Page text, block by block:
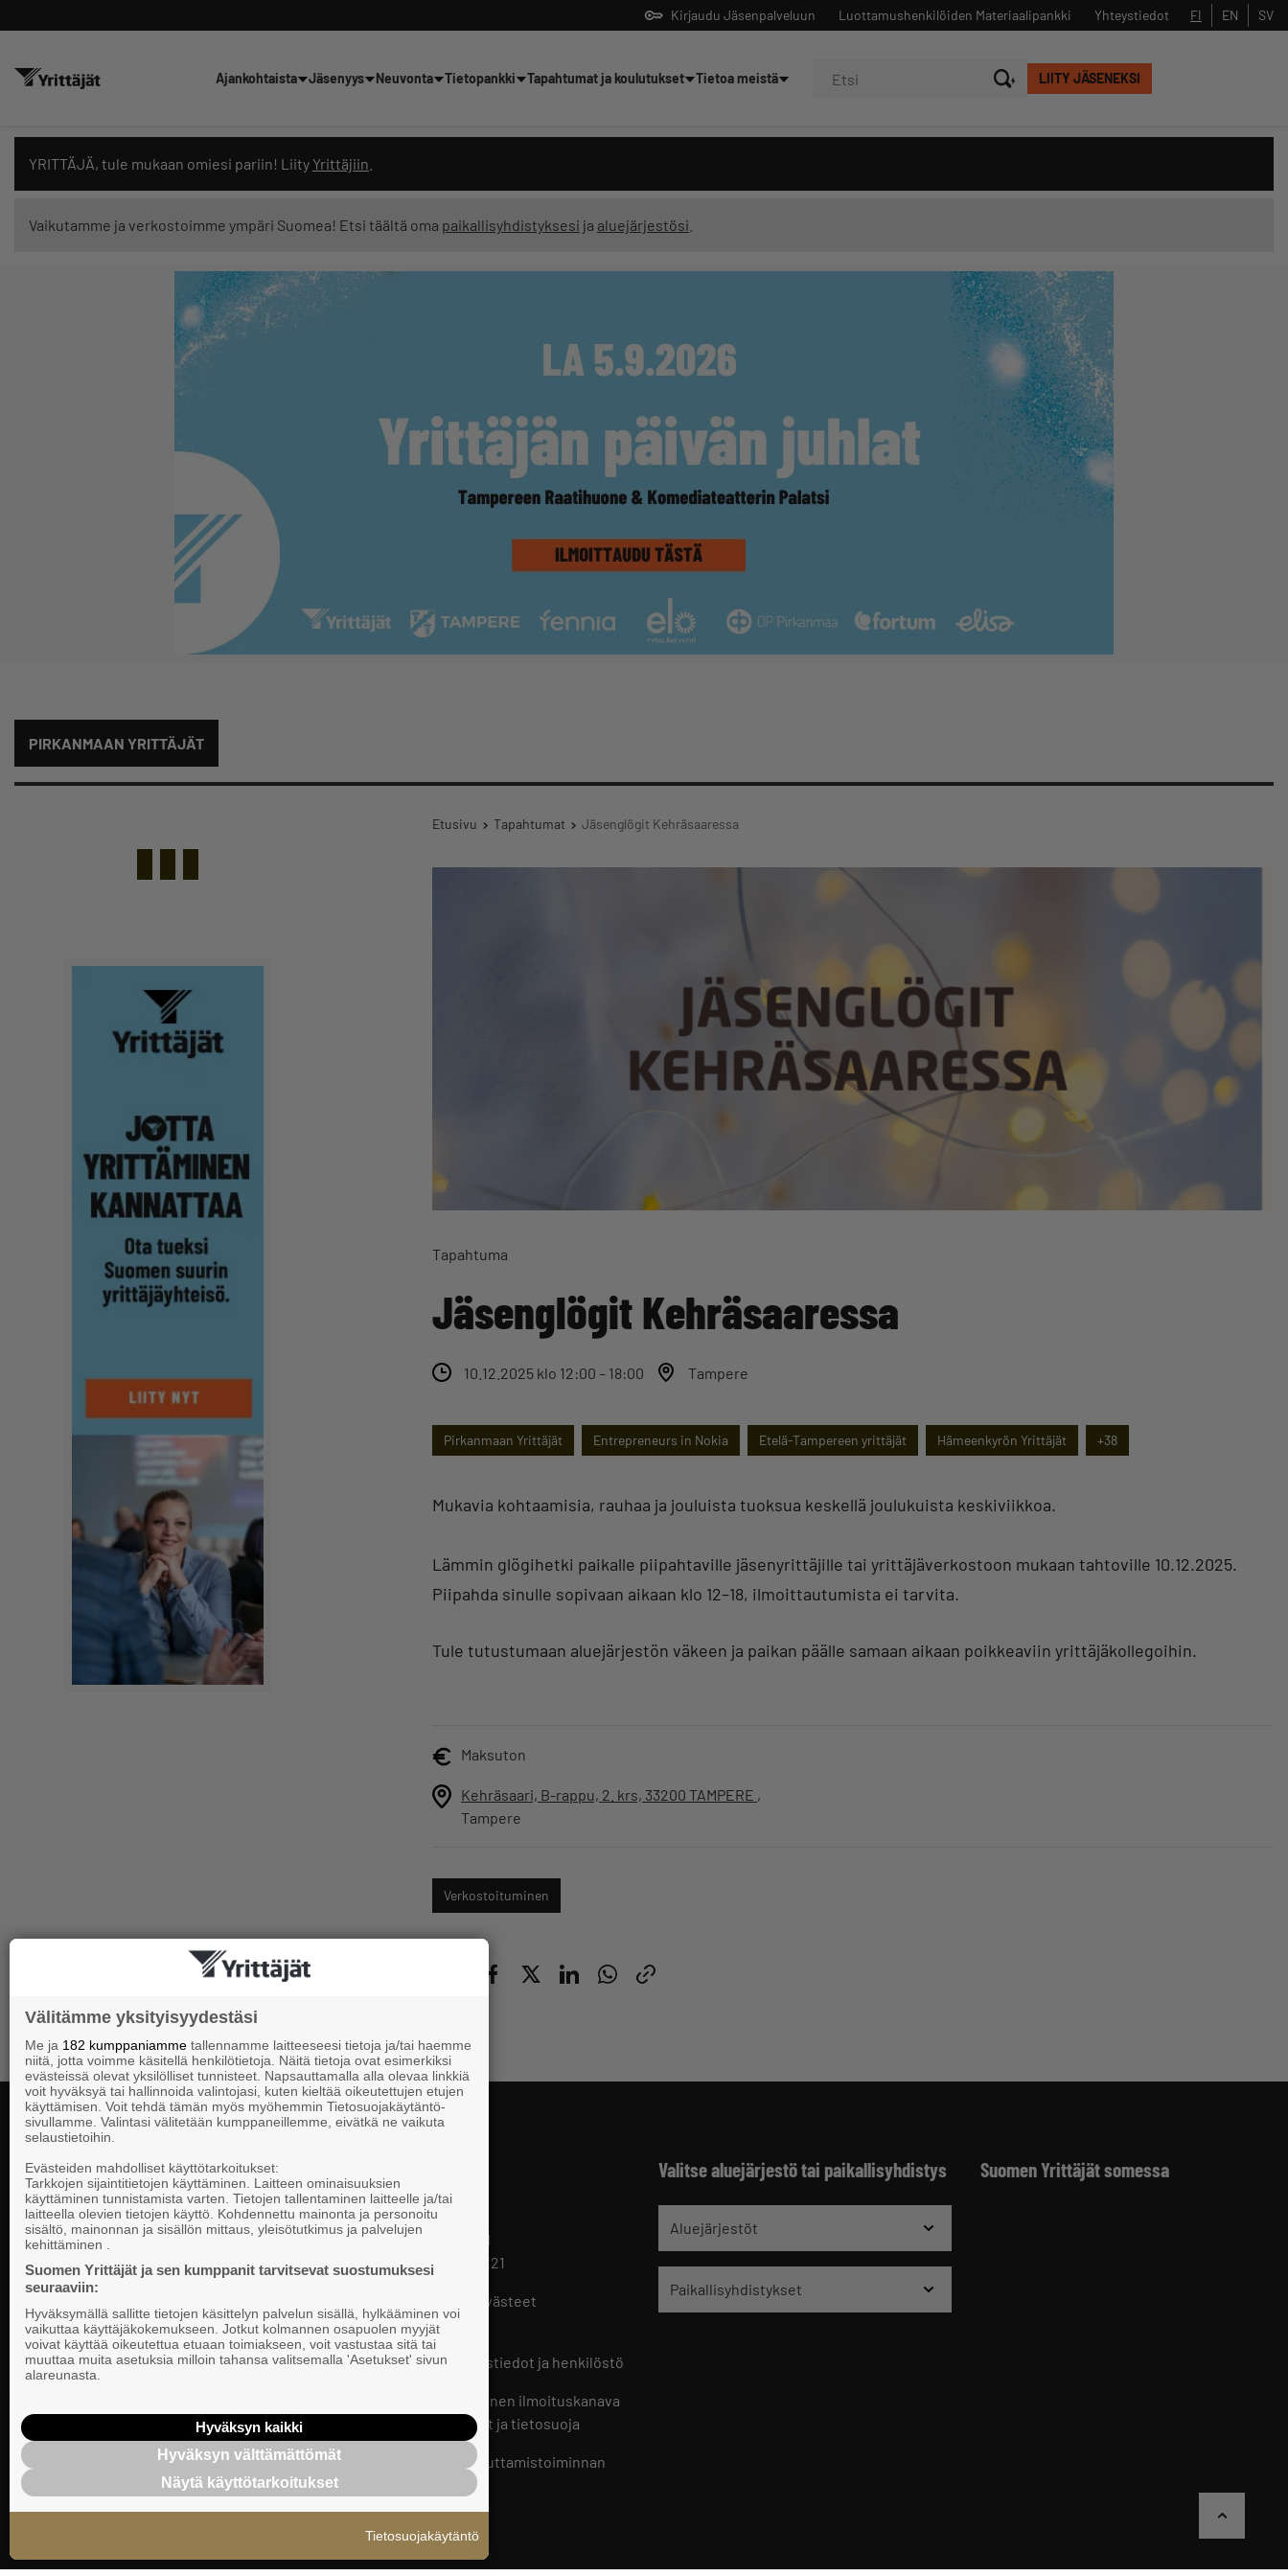
Kirjaudu Jäsenpalveluun Yhteystiedot
Luottamushenkilöiden Materiaalipankki FI EN SV
LIITY JÄSENEKSI
Ajankohtaista Jäsenyys Neuvonta Tietopankki Tapahtumat ja koulutukset Tietoa meistä
YRITTÄJÄ, tule mukaan omiesi pariin! Liity Yrittäjiin
Vaikutamme ja verkostoimme ympäri Suomea! Etsi täältä oma paikallisyhdistyksesi ja aluejärjestösi
PIRKANMAAN YRITTÄJÄT
Etusivu Tapahtumat Jäsenglögit Kehräsaaressa
Tapahtuma
Jäsenglögit Kehräsaaressa
10.12.2025 klo 12:00 – 18:00 Tampere
Pirkanmaan Yrittäjät Entrepreneurs in Nokia Etelä-Tampereen yrittäjät Hämeenkyrön Yrittäjät +38
Mukavia kohtaamisia, rauhaa ja jouluista tuoksua keskellä joulukuista keskiviikkoa.
Lämmin glögihetki paikalle piipahtaville jäsenyrittäjille tai yrittäjäverkostoon mukaan tahtoville 10.12.2025.
Piipahda sinulle sopivaan aikaan klo 12–18, ilmoittautumista ei tarvita.
Tule tutustumaan aluejärjestön väkeen ja paikan päälle samaan aikaan poikkeaviin yrittäjäkollegoihin.
Maksuton
Kehräsaari, B-rappu, 2. krs, 33200 TAMPERE ,
Tampere
Verkostoituminen
Valtakunnallista, alueellista ja paikallista
vaikuttamista pk-yrittäjien puolesta.
Suomen Yrittäjät
PL 999, 00101 HELSINKI
Puhelinvaihde 09 229 221
Tietosuojaseloste ja evästeet
Evästeasetukset
Keskusjärjestön yhteystiedot ja henkilöstö
Suomen Yrittäjien sisäinen ilmoituskanava
Ilmoituskanavan ohjeet ja tietosuoja
Suomen Yrittäjien vaikuttamistoiminnan
tietosuojaseloste
Valitse aluejärjestö tai paikallisyhdistys
Aluejärjestöt
Paikallisyhdistykset
Suomen Yrittäjät somessa
Sulje
Hae sivustolta tai kysy suoraan Yrittäjien tekoälyltä
Suodata hakutuloksia: näytä kaikki sisältö
Välitämme yksityisyydestäsi
Me ja 182 kumppaniamme tallennamme laitteeseesi tietoja ja/tai haemme
niitä, jotta voimme käsitellä henkilötietoja. Näitä tietoja ovat esimerkiksi
evästeissä olevat yksilölliset tunnisteet. Napsauttamalla alla olevaa linkkiä
voit hyväksyä tai hallinnoida valintojasi, kuten kieltää oikeutettujen etujen
käyttämisen. Voit tehdä tämän myös myöhemmin Tietosuojakäytäntö-
sivullamme. Valintasi välitetään kumppaneillemme, eivätkä ne vaikuta
selaustietoihin.
Evästeiden mahdolliset käyttötarkoitukset:
Tarkkojen sijaintitietojen käyttäminen. Laitteen ominaisuuksien
käyttäminen tunnistamista varten. Tietojen tallentaminen laitteelle ja/tai
laitteella olevien tietojen käyttö. Kohdennettu mainonta ja personoitu
sisältö, mainonnan ja sisällön mittaus, yleisötutkimus ja palvelujen
kehittäminen .
Suomen Yrittäjät ja sen kumppanit tarvitsevat suostumuksesi
seuraaviin:
Hyväksymällä sallitte tietojen käsittelyn palvelun sisällä, hylkääminen voi
vaikuttaa käyttäjäkokemukseen. Jotkut kolmannen osapuolen myyjät
voivat käyttää oikeutettua etuaan toimiakseen, voit vastustaa sitä tai
muuttaa muita asetuksia milloin tahansa valitsemalla 'Asetukset' sivun
alareunasta.
Hyväksyn kaikki
Hyväksyn välttämättömät
Näytä käyttötarkoitukset
Tietosuojakäytäntö